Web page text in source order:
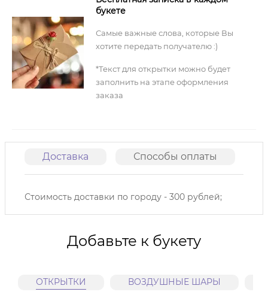
букете
Самые важные слова, которые Вы
хотите передать получателю :)
*Текст для открытки можно будет
заполнить на этапе оформления
заказа
Доставка Способы оплаты
Стоимость доставки по городу - 300 рублей;
Добавьте к букету
ОТКРЫТКИ ВОЗДУШНЫЕ ШАРЫ